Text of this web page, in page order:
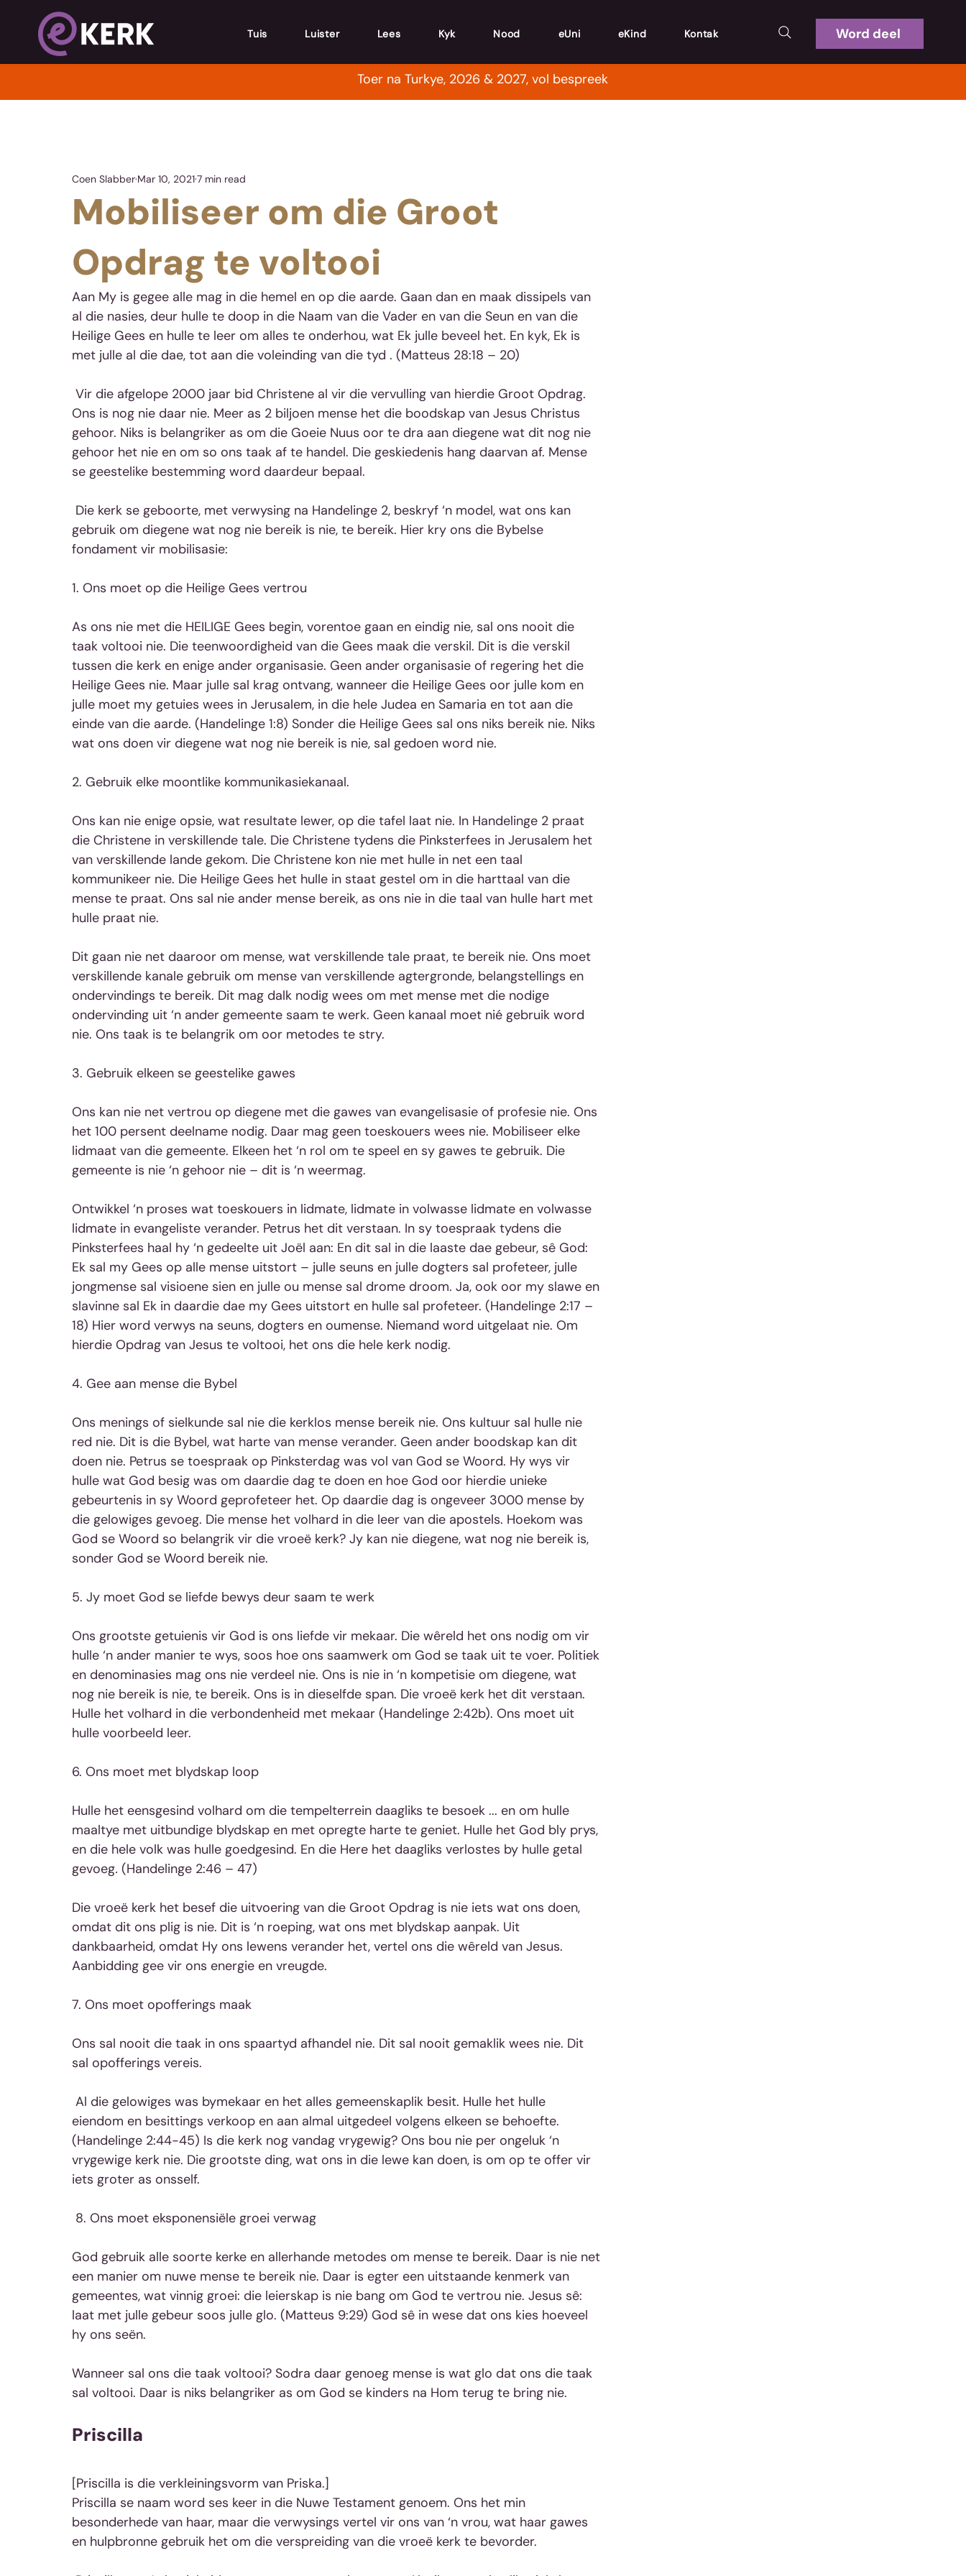
Tuis Luister Lees Kyk Nood eUni eKind Kontak Word deel
Toer na Turkye, 2026 & 2027, vol bespreek
Mobiliseer om die Groot
Opdrag te voltooi
Coen Slabber Mar 10, 20217 min read
Aan My is gegee alle mag in die hemel en op die aarde. Gaan dan en maak dissipels van
al die nasies, deur hulle te doop in die Naam van die Vader en van die Seun en van die
Heilige Gees en hulle te leer om alles te onderhou, wat Ek julle beveel het. En kyk, Ek is
met julle al die dae, tot aan die voleinding van die tyd . (Matteus 28:18 – 20)
Ons is nog nie daar nie. Meer as 2 biljoen mense het die boodskap van Jesus Christus
gehoor. Niks is belangriker as om die Goeie Nuus oor te dra aan diegene wat dit nog nie
gehoor het nie en om so ons taak af te handel. Die geskiedenis hang daarvan af. Mense
se geestelike bestemming word daardeur bepaal.
gebruik om diegene wat nog nie bereik is nie, te bereik. Hier kry ons die Bybelse
fondament vir mobilisasie:
1. Ons moet op die Heilige Gees vertrou
As ons nie met die HEILIGE Gees begin, vorentoe gaan en eindig nie, sal ons nooit die
taak voltooi nie. Die teenwoordigheid van die Gees maak die verskil. Dit is die verskil
tussen die kerk en enige ander organisasie. Geen ander organisasie of regering het die
Heilige Gees nie. Maar julle sal krag ontvang, wanneer die Heilige Gees oor julle kom en
julle moet my getuies wees in Jerusalem, in die hele Judea en Samaria en tot aan die
einde van die aarde. (Handelinge 1:8) Sonder die Heilige Gees sal ons niks bereik nie. Niks
wat ons doen vir diegene wat nog nie bereik is nie, sal gedoen word nie.
2. Gebruik elke moontlike kommunikasiekanaal.
Ons kan nie enige opsie, wat resultate lewer, op die tafel laat nie. In Handelinge 2 praat
die Christene in verskillende tale. Die Christene tydens die Pinksterfees in Jerusalem het
van verskillende lande gekom. Die Christene kon nie met hulle in net een taal
kommunikeer nie. Die Heilige Gees het hulle in staat gestel om in die harttaal van die
mense te praat. Ons sal nie ander mense bereik, as ons nie in die taal van hulle hart met
hulle praat nie.
Dit gaan nie net daaroor om mense, wat verskillende tale praat, te bereik nie. Ons moet
verskillende kanale gebruik om mense van verskillende agtergronde, belangstellings en
ondervindings te bereik. Dit mag dalk nodig wees om met mense met die nodige
ondervinding uit ‘n ander gemeente saam te werk. Geen kanaal moet nié gebruik word
nie. Ons taak is te belangrik om oor metodes te stry.
3. Gebruik elkeen se geestelike gawes
Ons kan nie net vertrou op diegene met die gawes van evangelisasie of profesie nie. Ons
het 100 persent deelname nodig. Daar mag geen toeskouers wees nie. Mobiliseer elke
lidmaat van die gemeente. Elkeen het ‘n rol om te speel en sy gawes te gebruik. Die
gemeente is nie ‘n gehoor nie – dit is ‘n weermag.
Ontwikkel ‘n proses wat toeskouers in lidmate, lidmate in volwasse lidmate en volwasse
lidmate in evangeliste verander. Petrus het dit verstaan. In sy toespraak tydens die
Pinksterfees haal hy ‘n gedeelte uit Joël aan: En dit sal in die laaste dae gebeur, sê God:
Ek sal my Gees op alle mense uitstort – julle seuns en julle dogters sal profeteer, julle
jongmense sal visioene sien en julle ou mense sal drome droom. Ja, ook oor my slawe en
slavinne sal Ek in daardie dae my Gees uitstort en hulle sal profeteer. (Handelinge 2:17 –
18) Hier word verwys na seuns, dogters en oumense. Niemand word uitgelaat nie. Om
hierdie Opdrag van Jesus te voltooi, het ons die hele kerk nodig.
4. Gee aan mense die Bybel
Ons menings of sielkunde sal nie die kerklos mense bereik nie. Ons kultuur sal hulle nie
red nie. Dit is die Bybel, wat harte van mense verander. Geen ander boodskap kan dit
doen nie. Petrus se toespraak op Pinksterdag was vol van God se Woord. Hy wys vir
hulle wat God besig was om daardie dag te doen en hoe God oor hierdie unieke
gebeurtenis in sy Woord geprofeteer het. Op daardie dag is ongeveer 3000 mense by
die gelowiges gevoeg. Die mense het volhard in die leer van die apostels. Hoekom was
God se Woord so belangrik vir die vroeë kerk? Jy kan nie diegene, wat nog nie bereik is,
sonder God se Woord bereik nie.
5. Jy moet God se liefde bewys deur saam te werk
Ons grootste getuienis vir God is ons liefde vir mekaar. Die wêreld het ons nodig om vir
hulle ‘n ander manier te wys, soos hoe ons saamwerk om God se taak uit te voer. Politiek
en denominasies mag ons nie verdeel nie. Ons is nie in ‘n kompetisie om diegene, wat
nog nie bereik is nie, te bereik. Ons is in dieselfde span. Die vroeë kerk het dit verstaan.
Hulle het volhard in die verbondenheid met mekaar (Handelinge 2:42b). Ons moet uit
hulle voorbeeld leer.
6. Ons moet met blydskap loop
Hulle het eensgesind volhard om die tempelterrein daagliks te besoek ... en om hulle
maaltye met uitbundige blydskap en met opregte harte te geniet. Hulle het God bly prys,
en die hele volk was hulle goedgesind. En die Here het daagliks verlostes by hulle getal
gevoeg. (Handelinge 2:46 – 47)
Die vroeë kerk het besef die uitvoering van die Groot Opdrag is nie iets wat ons doen,
omdat dit ons plig is nie. Dit is ‘n roeping, wat ons met blydskap aanpak. Uit
dankbaarheid, omdat Hy ons lewens verander het, vertel ons die wêreld van Jesus.
Aanbidding gee vir ons energie en vreugde.
7. Ons moet opofferings maak
Ons sal nooit die taak in ons spaartyd afhandel nie. Dit sal nooit gemaklik wees nie. Dit
sal opofferings vereis.
eiendom en besittings verkoop en aan almal uitgedeel volgens elkeen se behoefte.
(Handelinge 2:44-45) Is die kerk nog vandag vrygewig? Ons bou nie per ongeluk ‘n
vrygewige kerk nie. Die grootste ding, wat ons in die lewe kan doen, is om op te offer vir
iets groter as onsself.
8. Ons moet eksponensiële groei verwag
God gebruik alle soorte kerke en allerhande metodes om mense te bereik. Daar is nie net
een manier om nuwe mense te bereik nie. Daar is egter een uitstaande kenmerk van
gemeentes, wat vinnig groei: die leierskap is nie bang om God te vertrou nie. Jesus sê:
laat met julle gebeur soos julle glo. (Matteus 9:29) God sê in wese dat ons kies hoeveel
hy ons seën.
Wanneer sal ons die taak voltooi? Sodra daar genoeg mense is wat glo dat ons die taak
sal voltooi. Daar is niks belangriker as om God se kinders na Hom terug te bring nie.
Priscilla
[Priscilla is die verkleiningsvorm van Priska.]
Priscilla se naam word ses keer in die Nuwe Testament genoem. Ons het min
besonderhede van haar, maar die verwysings vertel vir ons van ‘n vrou, wat haar gawes
en hulpbronne gebruik het om die verspreiding van die vroeë kerk te bevorder.